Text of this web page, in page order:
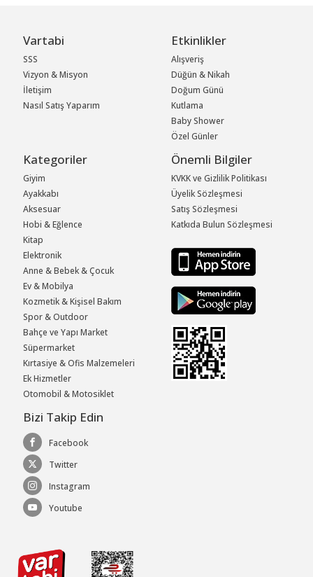
Vartabi
SSS
Vizyon & Misyon
İletişim
Nasıl Satış Yaparım
Etkinlikler
Alışveriş
Düğün & Nikah
Doğum Günü
Kutlama
Baby Shower
Özel Günler
Kategoriler
Giyim
Ayakkabı
Aksesuar
Hobi & Eğlence
Kitap
Elektronik
Anne & Bebek & Çocuk
Ev & Mobilya
Kozmetik & Kişisel Bakım
Spor & Outdoor
Bahçe ve Yapı Market
Süpermarket
Kırtasiye & Ofis Malzemeleri
Ek Hizmetler
Otomobil & Motosiklet
Önemli Bilgiler
KVKK ve Gizlilik Politikası
Üyelik Sözleşmesi
Satış Sözleşmesi
Katkıda Bulun Sözleşmesi
Bizi Takip Edin
Facebook
Twitter
Instagram
Youtube